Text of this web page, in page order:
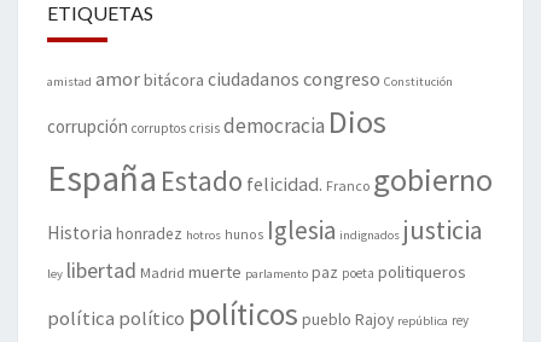
ETIQUETAS
amistad amorbitácora ciudadanos congreso Constitución
corrupción corruptos crisis democracia Dios
España Estado felicidad. Franco gobierno
Historia honradez hotros hunos Iglesia indignados justicia
ley libertad Madrid muerte parlamento paz poeta politiqueros
política político políticos pueblo Rajoy república rey